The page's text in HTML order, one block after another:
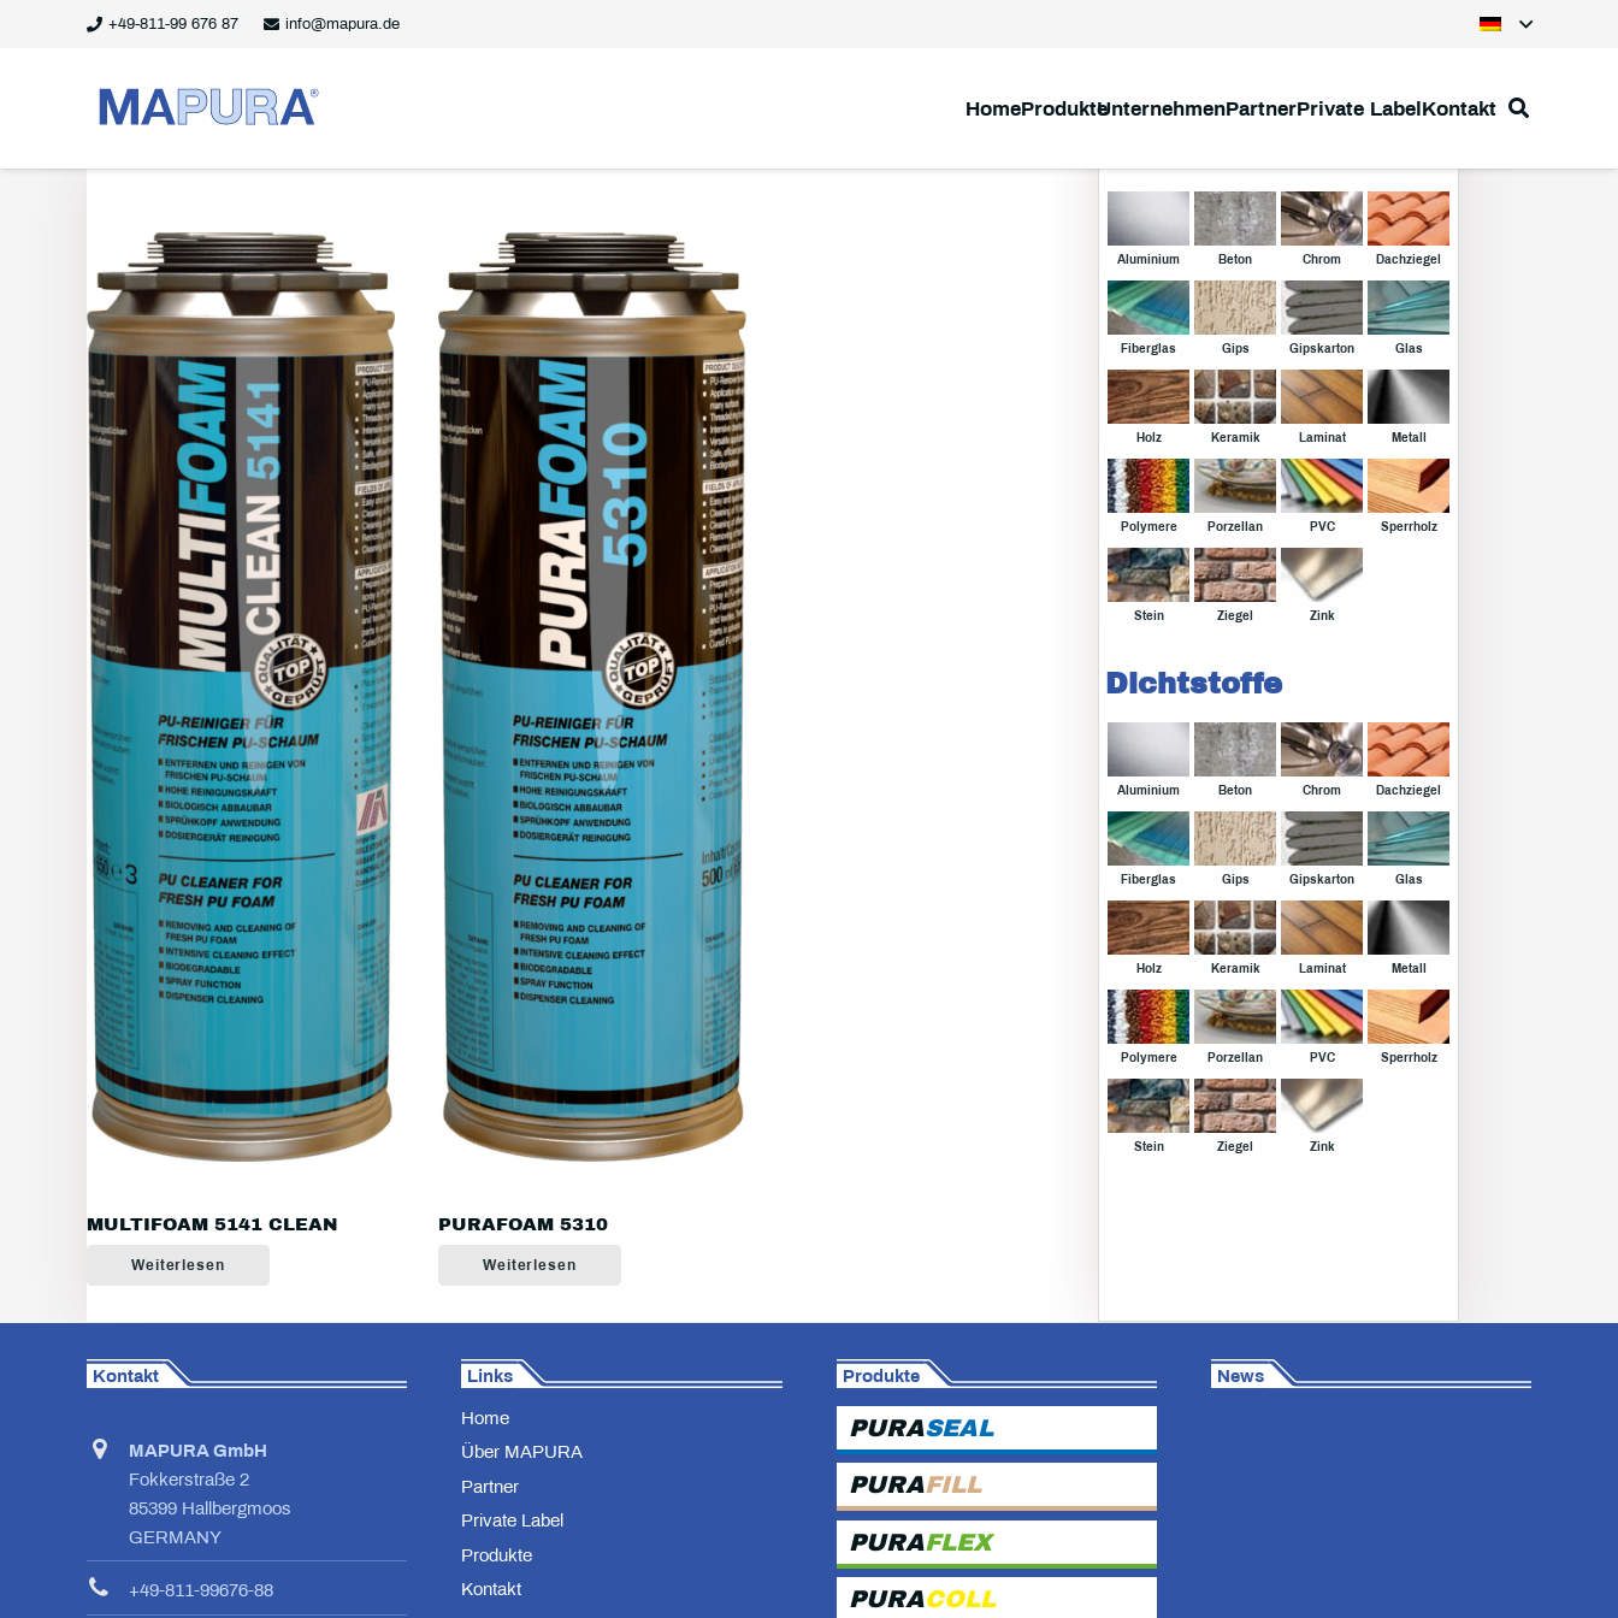
+49-811-99 676 87 info@mapura.de
HomeProdukteUnternehmenPartnerPrivate LabelKontakt
MULTIFOAM 5141 CLEAN
Weiterlesen
PURAFOAM 5310
Weiterlesen
Aluminium Beton Chrom Dachziegel
Fiberglas Gips Gipskarton Glas
Holz Keramik Laminat Metall
Polymere Porzellan PVC Sperrholz
Stein Ziegel Zink
Dichtstoffe
Aluminium Beton Chrom Dachziegel
Fiberglas Gips Gipskarton Glas
Holz Keramik Laminat Metall
Polymere Porzellan PVC Sperrholz
Stein Ziegel Zink
Kontakt
MAPURA GmbH
Fokkerstraße 2
85399 Hallbergmoos
GERMANY
+49-811-99676-88
Links
Home
Über MAPURA
Partner
Private Label
Produkte
Kontakt
Produkte
PURASEAL
PURAFILL
PURAFLEX
PURACOLL
News